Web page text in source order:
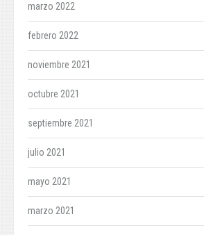
marzo 2022
febrero 2022
noviembre 2021
octubre 2021
septiembre 2021
julio 2021
mayo 2021
marzo 2021